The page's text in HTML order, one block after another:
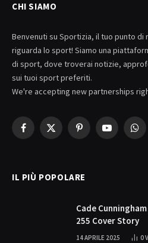
CHI SIAMO
Benvenuti su Sportizia, il tuo punto
riguarda lo sport! Siamo una
di sport, dove troverai notizie,
sui tuoi sport preferiti.
We're accepting new partnerships
Facebook
X
PinterestYouTube
IL PIÙ POPOLARE
Cade
255 Cover Story
14 APRILE 2025 0